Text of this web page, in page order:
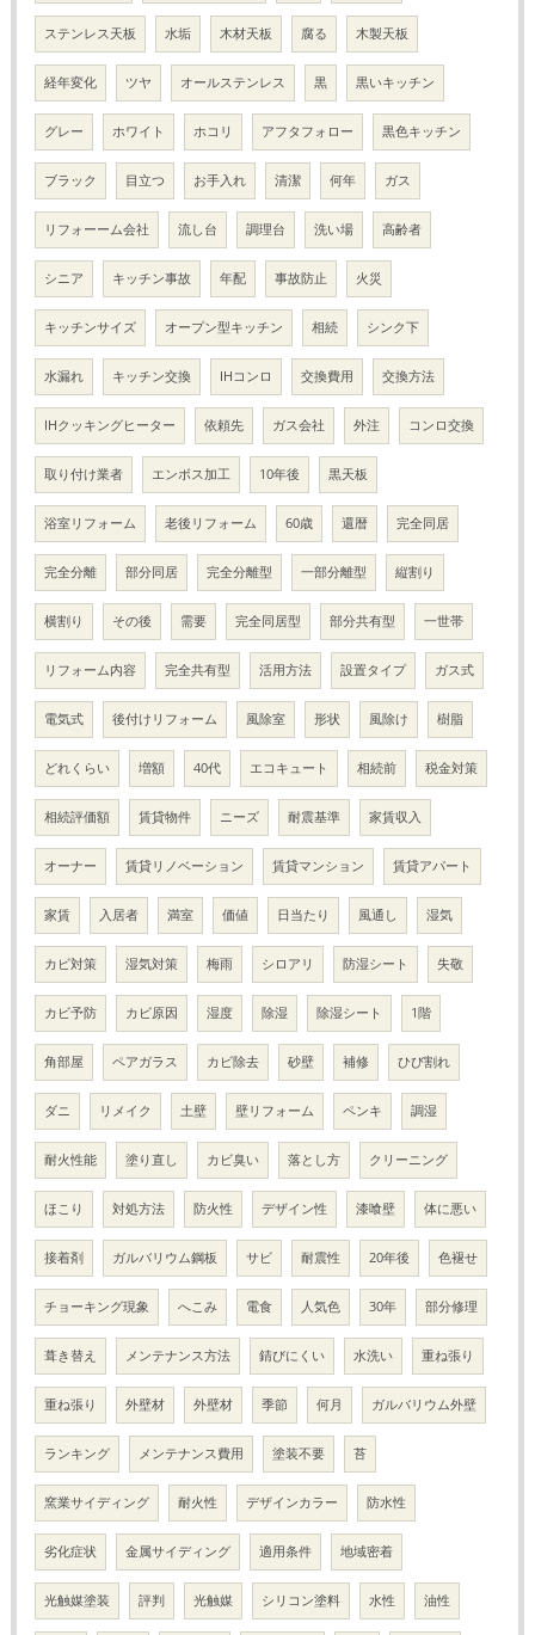
ステンレス天板 水垢 木材天板 腐る 木製天板
経年変化 ツヤ オールステンレス 黒 黒いキッチン
グレー ホワイト ホコリ アフタフォロー 黒色キッチン
ブラック 目立つ お手入れ 清潔 何年 ガス
リフォーーム会社 流し台 調理台 洗い場 高齢者
シニア キッチン事故 年配 事故防止 火災
キッチンサイズ オープン型キッチン 相続 シンク下
水漏れ キッチン交換 IHコンロ 交換費用 交換方法
IHクッキングヒーター 依頼先 ガス会社 外注 コンロ交換
取り付け業者 エンボス加工 10年後 黒天板
浴室リフォーム 老後リフォーム 60歳 還暦 完全同居
完全分離 部分同居 完全分離型 一部分離型 縦割り
横割り その後 需要 完全同居型 部分共有型 一世帯
リフォーム内容 完全共有型 活用方法 設置タイプ ガス式
電気式 後付けリフォーム 風除室 形状 風除け 樹脂
どれくらい 増額 40代 エコキュート 相続前 税金対策
相続評価額 賃貸物件 ニーズ 耐震基準 家賃収入
オーナー 賃貸リノベーション 賃貸マンション 賃貸アパート
家賃 入居者 満室 価値 日当たり 風通し 湿気
カビ対策 湿気対策 梅雨 シロアリ 防湿シート 失敬
カビ予防 カビ原因 湿度 除湿 除湿シート 1階
角部屋 ペアガラス カビ除去 砂壁 補修 ひび割れ
ダニ リメイク 土壁 壁リフォーム ペンキ 調湿
耐火性能 塗り直し カビ臭い 落とし方 クリーニング
ほこり 対処方法 防火性 デザイン性 漆喰壁 体に悪い
接着剤 ガルバリウム鋼板 サビ 耐震性 20年後 色褪せ
チョーキング現象 へこみ 電食 人気色 30年 部分修理
葺き替え メンテナンス方法 錆びにくい 水洗い 重ね張り
重ね張り 外壁材 外壁材 季節 何月 ガルバリウム外壁
ランキング メンテナンス費用 塗装不要 苔
窯業サイディング 耐火性 デザインカラー 防水性
劣化症状 金属サイディング 適用条件 地域密着
光触媒塗装 評判 光触媒 シリコン塗料 水性 油性